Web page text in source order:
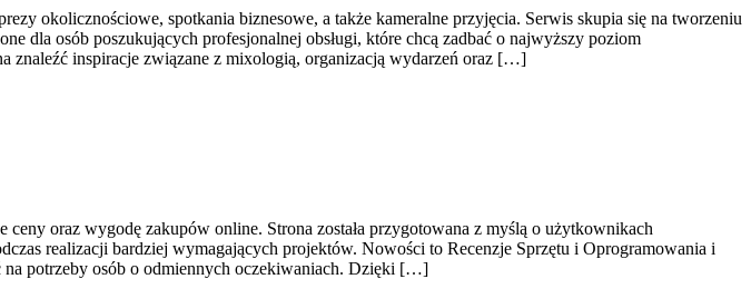
okolicznościowe, spotkania biznesowe, a także kameralne przyjęcia. Serwis skupia się na tworzeniu
dla osób poszukujących profesjonalnej obsługi, które chcą zadbać o najwyższy poziom
inspiracje związane z mixologią, organizacją wydarzeń oraz […]
oraz wygodę zakupów online. Strona została przygotowana z myślą o użytkownikach
realizacji bardziej wymagających projektów. Nowości to Recenzje Sprzętu i Oprogramowania i
na potrzeby osób o odmiennych oczekiwaniach. Dzięki […]